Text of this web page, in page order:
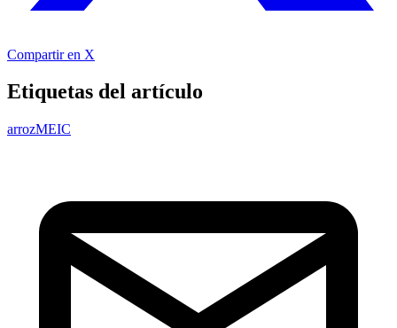
Compartir en X
Etiquetas del artículo
arrozMEIC